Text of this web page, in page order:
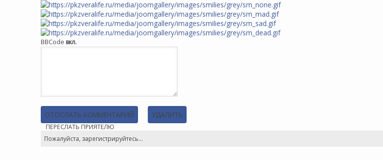
BBCode вкл.
ПЕРЕСЛАТЬ ПРИЯТЕЛЮ
Пожалуйста, зарегистрируйтесь...